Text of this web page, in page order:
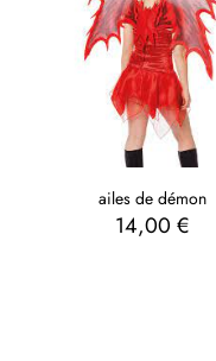
ailes de démon
14,00€